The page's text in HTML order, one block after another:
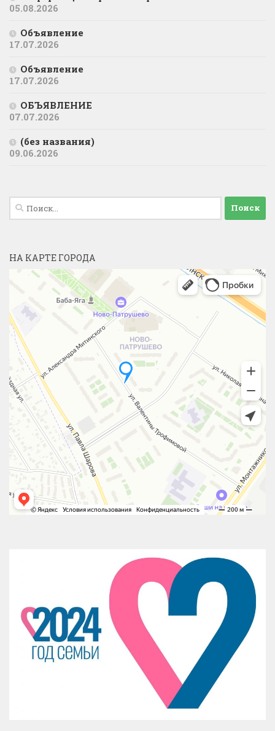
05.08.2026
Объявление
17.07.2026
Объявление
17.07.2026
ОБЪЯВЛЕНИЕ
07.07.2026
(без названия)
09.06.2026
Найти:
НА КАРТЕ ГОРОДА